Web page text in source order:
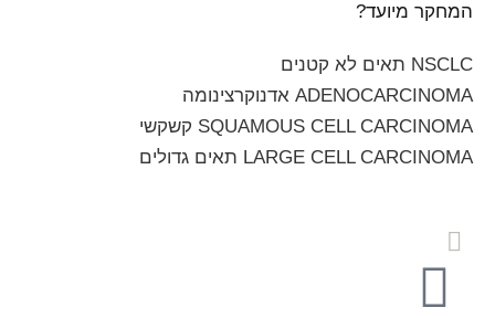
המחקר מיועד?
NSCLC תאים לא קטנים
ADENOCARCINOMA אדנוקרצינומה
SQUAMOUS CELL CARCINOMA קשקשי
LARGE CELL CARCINOMA תאים גדולים